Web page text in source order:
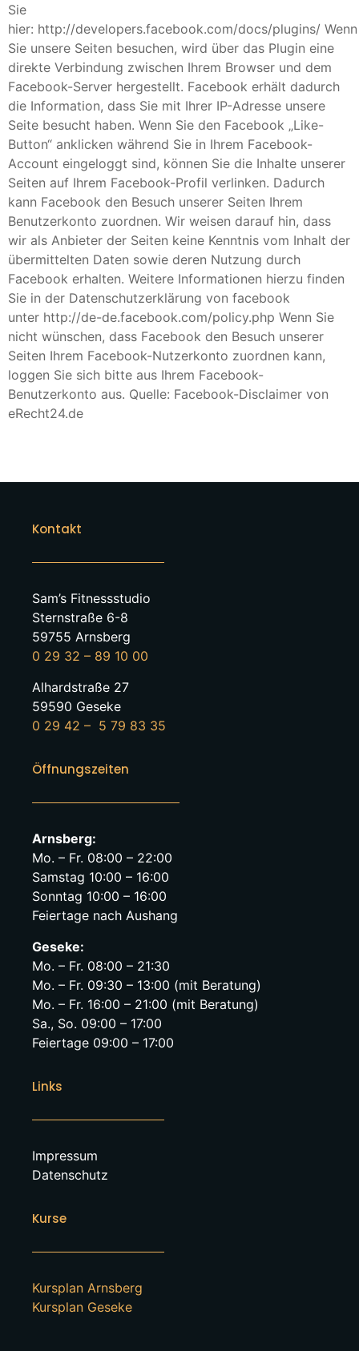
Sie
hier: http://developers.facebook.com/docs/plugins/ Wenn
Sie unsere Seiten besuchen, wird über das Plugin eine
direkte Verbindung zwischen Ihrem Browser und dem
Facebook-Server hergestellt. Facebook erhält dadurch
die Information, dass Sie mit Ihrer IP-Adresse unsere
Seite besucht haben. Wenn Sie den Facebook „Like-
Button“ anklicken während Sie in Ihrem Facebook-
Account eingeloggt sind, können Sie die Inhalte unserer
Seiten auf Ihrem Facebook-Profil verlinken. Dadurch
kann Facebook den Besuch unserer Seiten Ihrem
Benutzerkonto zuordnen. Wir weisen darauf hin, dass
wir als Anbieter der Seiten keine Kenntnis vom Inhalt der
übermittelten Daten sowie deren Nutzung durch
Facebook erhalten. Weitere Informationen hierzu finden
Sie in der Datenschutzerklärung von facebook
unter http://de-de.facebook.com/policy.php Wenn Sie
nicht wünschen, dass Facebook den Besuch unserer
Seiten Ihrem Facebook-Nutzerkonto zuordnen kann,
loggen Sie sich bitte aus Ihrem Facebook-
Benutzerkonto aus. Quelle: Facebook-Disclaimer von
eRecht24.de
Kontakt
Sam’s Fitnessstudio
Sternstraße 6-8
59755 Arnsberg
0 29 32 – 89 10 00
Alhardstraße 27
59590 Geseke
0 29 42 – 5 79 83 35
Öffnungszeiten
Arnsberg:
Mo. – Fr. 08:00 – 22:00
Samstag 10:00 – 16:00
Sonntag 10:00 – 16:00
Feiertage nach Aushang
Geseke:
Mo. – Fr. 08:00 – 21:30
Mo. – Fr. 09:30 – 13:00 (mit Beratung)
Mo. – Fr. 16:00 – 21:00 (mit Beratung)
Sa., So. 09:00 – 17:00
Feiertage 09:00 – 17:00
Links
Impressum
Datenschutz
Kurse
Kursplan Arnsberg
Kursplan Geseke